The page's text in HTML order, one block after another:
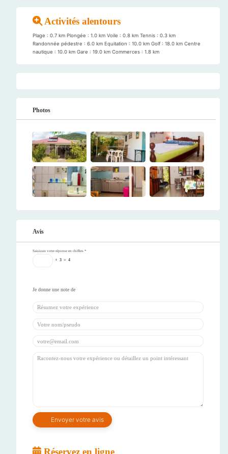
Activités alentours
Plage : 0.7 km Plongée : 1.0 km Voile : 0.8 km Tennis : 0.3 km
Randonnée pédestre : 6.0 km Equitation : 10.0 km Golf : 18.0 km Centre
nautique : 10.0 km Gare : 19.0 km Commerces : 1.8 km
Photos
Avis
Saisissez votre réponse en chiffres *
+ 3 = 4
Réservez en ligne